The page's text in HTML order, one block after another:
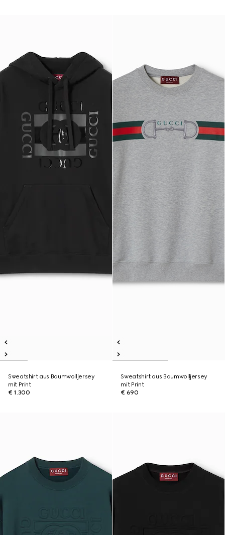
Sweatshirt aus Baumwolljersey
mit Print
€ 1.300
Sweatshirt aus Baumwolljersey
mit Print
€ 690